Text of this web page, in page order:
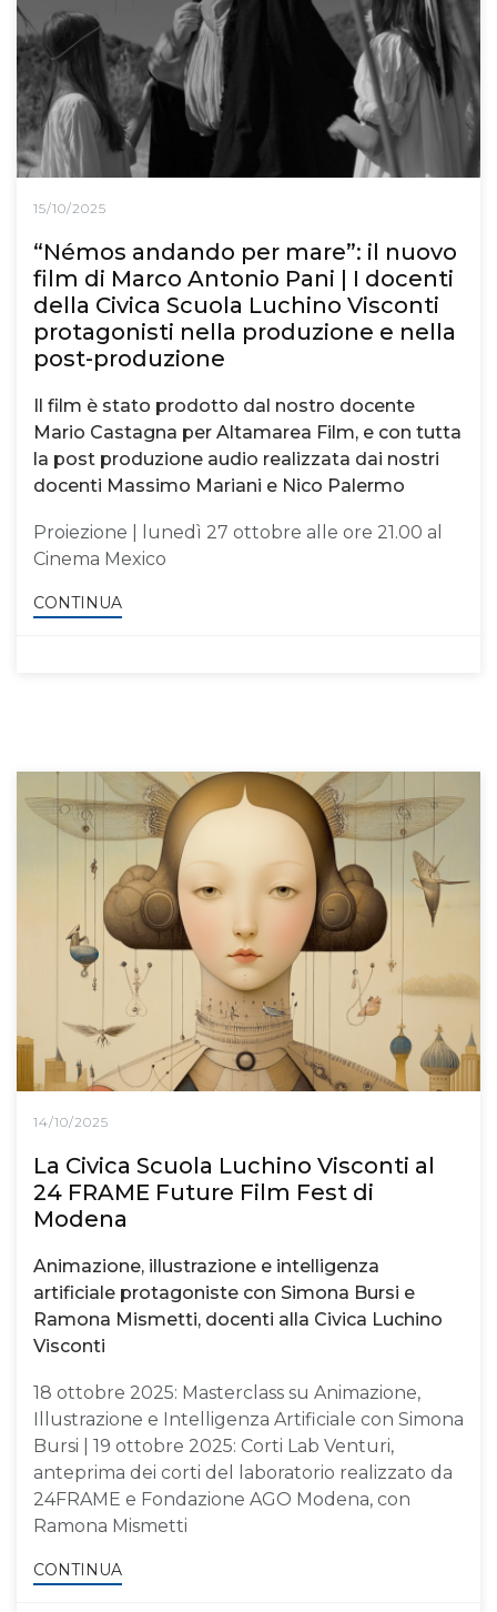
15/10/2025
“Némos andando per mare”: il nuovo
film di Marco Antonio Pani | I docenti
della Civica Scuola Luchino Visconti
protagonisti nella produzione e nella
post-produzione
Il film è stato prodotto dal nostro docente
Mario Castagna per Altamarea Film, e con tutta
la post produzione audio realizzata dai nostri
docenti Massimo Mariani e Nico Palermo
Proiezione | lunedì 27 ottobre alle ore 21.00 al
Cinema Mexico
CONTINUA
14/10/2025
La Civica Scuola Luchino Visconti al
24 FRAME Future Film Fest di
Modena
Animazione, illustrazione e intelligenza
artificiale protagoniste con Simona Bursi e
Ramona Mismetti, docenti alla Civica Luchino
Visconti
18 ottobre 2025: Masterclass su Animazione,
Illustrazione e Intelligenza Artificiale con Simona
Bursi | 19 ottobre 2025: Corti Lab Venturi,
anteprima dei corti del laboratorio realizzato da
24FRAME e Fondazione AGO Modena, con
Ramona Mismetti
CONTINUA